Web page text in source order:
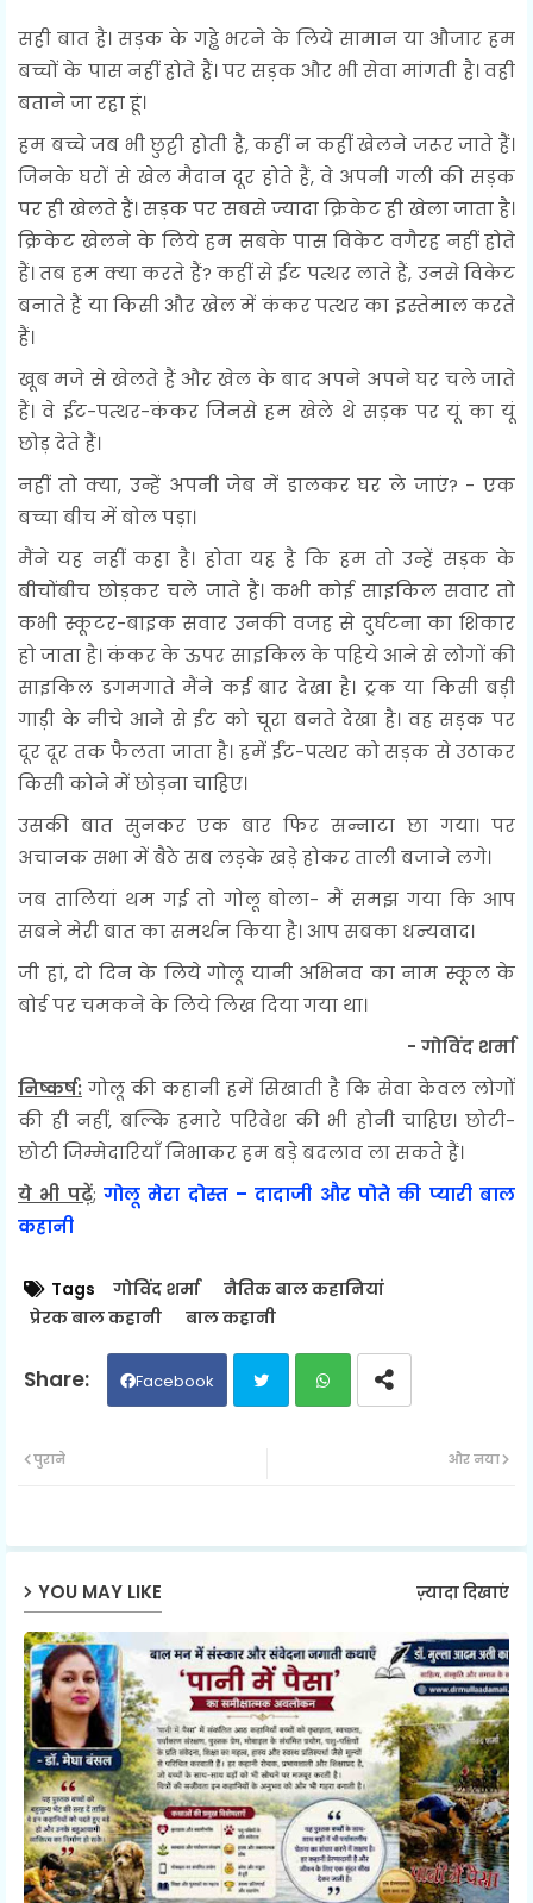
सही बात है। सड़क के गड्ढे भरने के लिये सामान या औजार हम
बच्चों के पास नहीं होते हैं। पर सड़क और भी सेवा मांगती है। वही
बताने जा रहा हूं।
हम बच्चे जब भी छुट्टी होती है, कहीं न कहीं खेलने जरूर जाते हैं।
जिनके घरों से खेल मैदान दूर होते हैं, वे अपनी गली की सड़क
पर ही खेलते हैं। सड़क पर सबसे ज्यादा क्रिकेट ही खेला जाता है।
क्रिकेट खेलने के लिये हम सबके पास विकेट वगैरह नहीं होते
हैं। तब हम क्या करते हैं? कहीं से ईंट पत्थर लाते हैं, उनसे विकेट
बनाते हैं या किसी और खेल में कंकर पत्थर का इस्तेमाल करते
हैं।
खूब मजे से खेलते हैं और खेल के बाद अपने अपने घर चले जाते
हैं। वे ईंट-पत्थर-कंकर जिनसे हम खेले थे सड़क पर यूं का यूं
छोड़ देते हैं।
नहीं तो क्या, उन्हें अपनी जेब में डालकर घर ले जाएं? - एक
बच्चा बीच में बोल पड़ा।
मैंने यह नहीं कहा है। होता यह है कि हम तो उन्हें सड़क के
बीचोंबीच छोड़कर चले जाते हैं। कभी कोई साइकिल सवार तो
कभी स्कूटर-बाइक सवार उनकी वजह से दुर्घटना का शिकार
हो जाता है। कंकर के ऊपर साइकिल के पहिये आने से लोगों की
साइकिल डगमगाते मैंने कई बार देखा है। ट्रक या किसी बड़ी
गाड़ी के नीचे आने से ईट को चूरा बनते देखा है। वह सड़क पर
दूर दूर तक फैलता जाता है। हमें ईंट-पत्थर को सड़क से उठाकर
किसी कोने में छोड़ना चाहिए।
उसकी बात सुनकर एक बार फिर सन्नाटा छा गया। पर
अचानक सभा में बैठे सब लड़के खड़े होकर ताली बजाने लगे।
जब तालियां थम गई तो गोलू बोला- मैं समझ गया कि आप
सबने मेरी बात का समर्थन किया है। आप सबका धन्यवाद।
जी हां, दो दिन के लिये गोलू यानी अभिनव का नाम स्कूल के
बोर्ड पर चमकने के लिये लिख दिया गया था।
- गोविंद शर्मा
निष्कर्ष: गोलू की कहानी हमें सिखाती है कि सेवा केवल लोगों
की ही नहीं, बल्कि हमारे परिवेश की भी होनी चाहिए। छोटी-
छोटी जिम्मेदारियाँ निभाकर हम बड़े बदलाव ला सकते हैं।
ये भी पढ़ें;गोलू मेरा दोस्त – दादाजी और पोते की प्यारी बाल
कहानी
Tags गोविंद शर्मा
नैतिक बाल कहानियां
प्रेरक बाल कहानी
बाल कहानी
Facebook
ap
और नया
पुराने
YOU MAY LIKE ज़्यादा दिखाएं